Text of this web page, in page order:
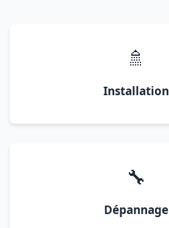
🚿
Installation
🔧
Dépannage